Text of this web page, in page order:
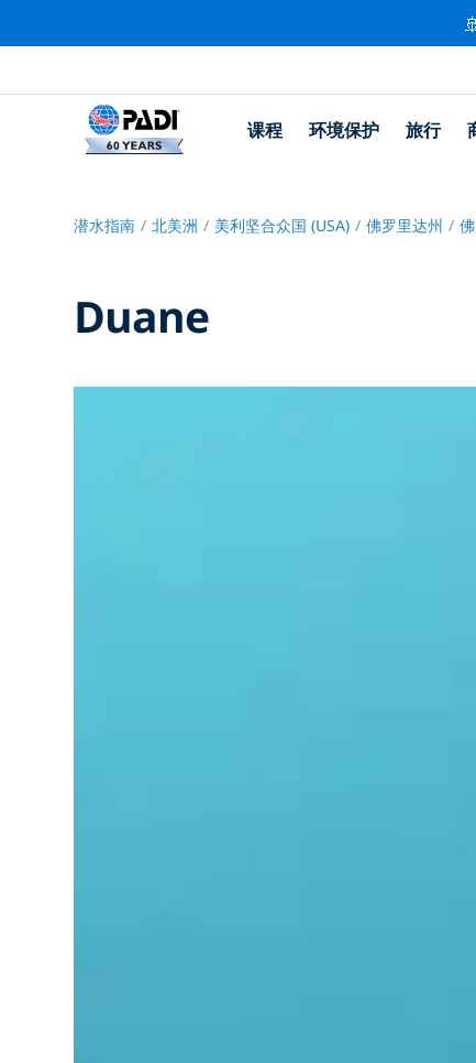
课程 环境保护 旅行
潜水指南 北美洲 美利坚合众国 (USA) 佛罗里达州
Duane